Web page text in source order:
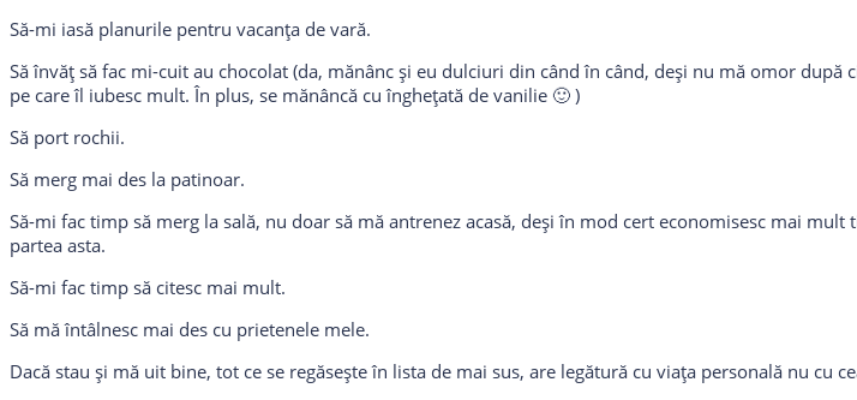
Să-mi iasă planurile pentru vacanța de vară.
Să învăț să fac mi-cuit au chocolat (da, mănânc și eu dulciuri din când în când, deși nu mă omor
pe care îl iubesc mult. În plus, se mănâncă cu înghețată de vanilie 🙂 )
Să port rochii.
Să merg mai des la patinoar.
Să-mi fac timp să merg la sală, nu doar să mă antrenez acasă, deși în mod cert economisesc mai
partea asta.
Să-mi fac timp să citesc mai mult.
Să mă întâlnesc mai des cu prietenele mele.
Dacă stau și mă uit bine, tot ce se regăsește în lista de mai sus, are legătură cu viața personală nu cu